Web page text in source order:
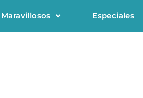
Especiales